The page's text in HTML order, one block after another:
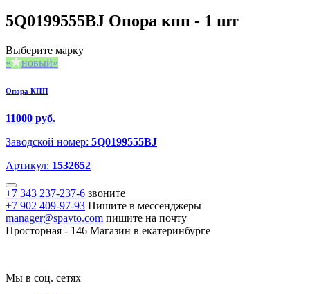
5Q0199555BJ Опора кпп - 1 шт
Выберите марку
новый
Опора КПП
11000 руб.
Заводской номер: 5Q0199555BJ
Артикул: 1532652
+7 343 237-237-6 звоните
+7 902 409-97-93 Пишите в мессенджеры
manager@spavto.com пишите на почту
Просторная - 146 Магазин в екатеринбурге
Мы в соц. сетях